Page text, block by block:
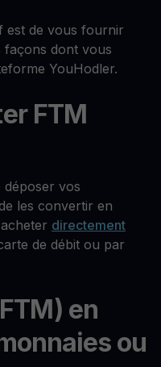
est de vous fournir
façons dont vous
YouHodler.
FTM
déposer vos
les convertir en
directement
de débit ou par
en
ou